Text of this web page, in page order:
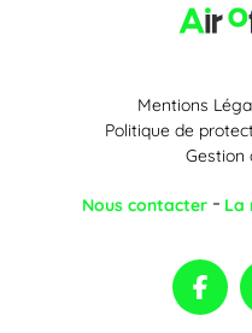
Mentions
Politique de
Gestion
Nous contacter La